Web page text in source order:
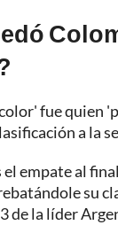
fue quien
a la
empate al
su
de la líder